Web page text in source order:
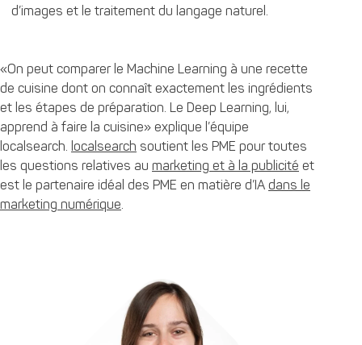
d’images et le traitement du langage naturel.
«On peut comparer le Machine Learning à une recette
de cuisine dont on connaît exactement les ingrédients
et les étapes de préparation. Le Deep Learning, lui,
apprend à faire la cuisine» explique l’équipe
localsearch. localsearch soutient les PME pour toutes
les questions relatives au marketing et à la publicité et
est le partenaire idéal des PME en matière d’IA dans le
marketing numérique.